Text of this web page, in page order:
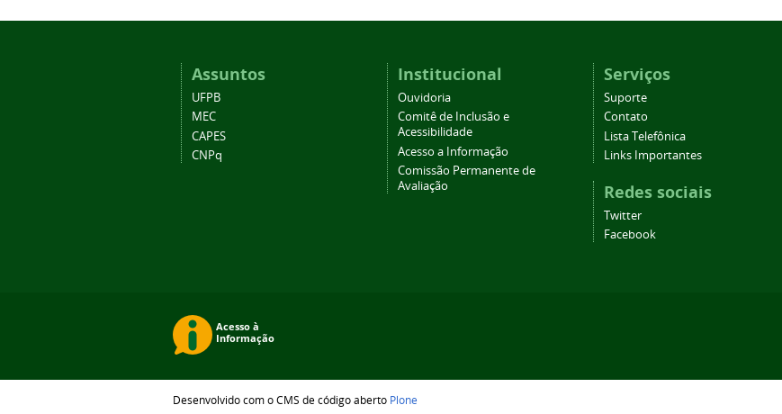
Assuntos
UFPB
MEC
CAPES
CNPq
Institucional
Ouvidoria
Comitê de Inclusão e
Acessibilidade
Acesso a Informação
Comissão Permanente de
Avaliação
Serviços
Suporte
Contato
Lista Telefônica
Links Importantes
Redes sociais
Twitter
Facebook
Desenvolvido com o CMS de código aberto Plone